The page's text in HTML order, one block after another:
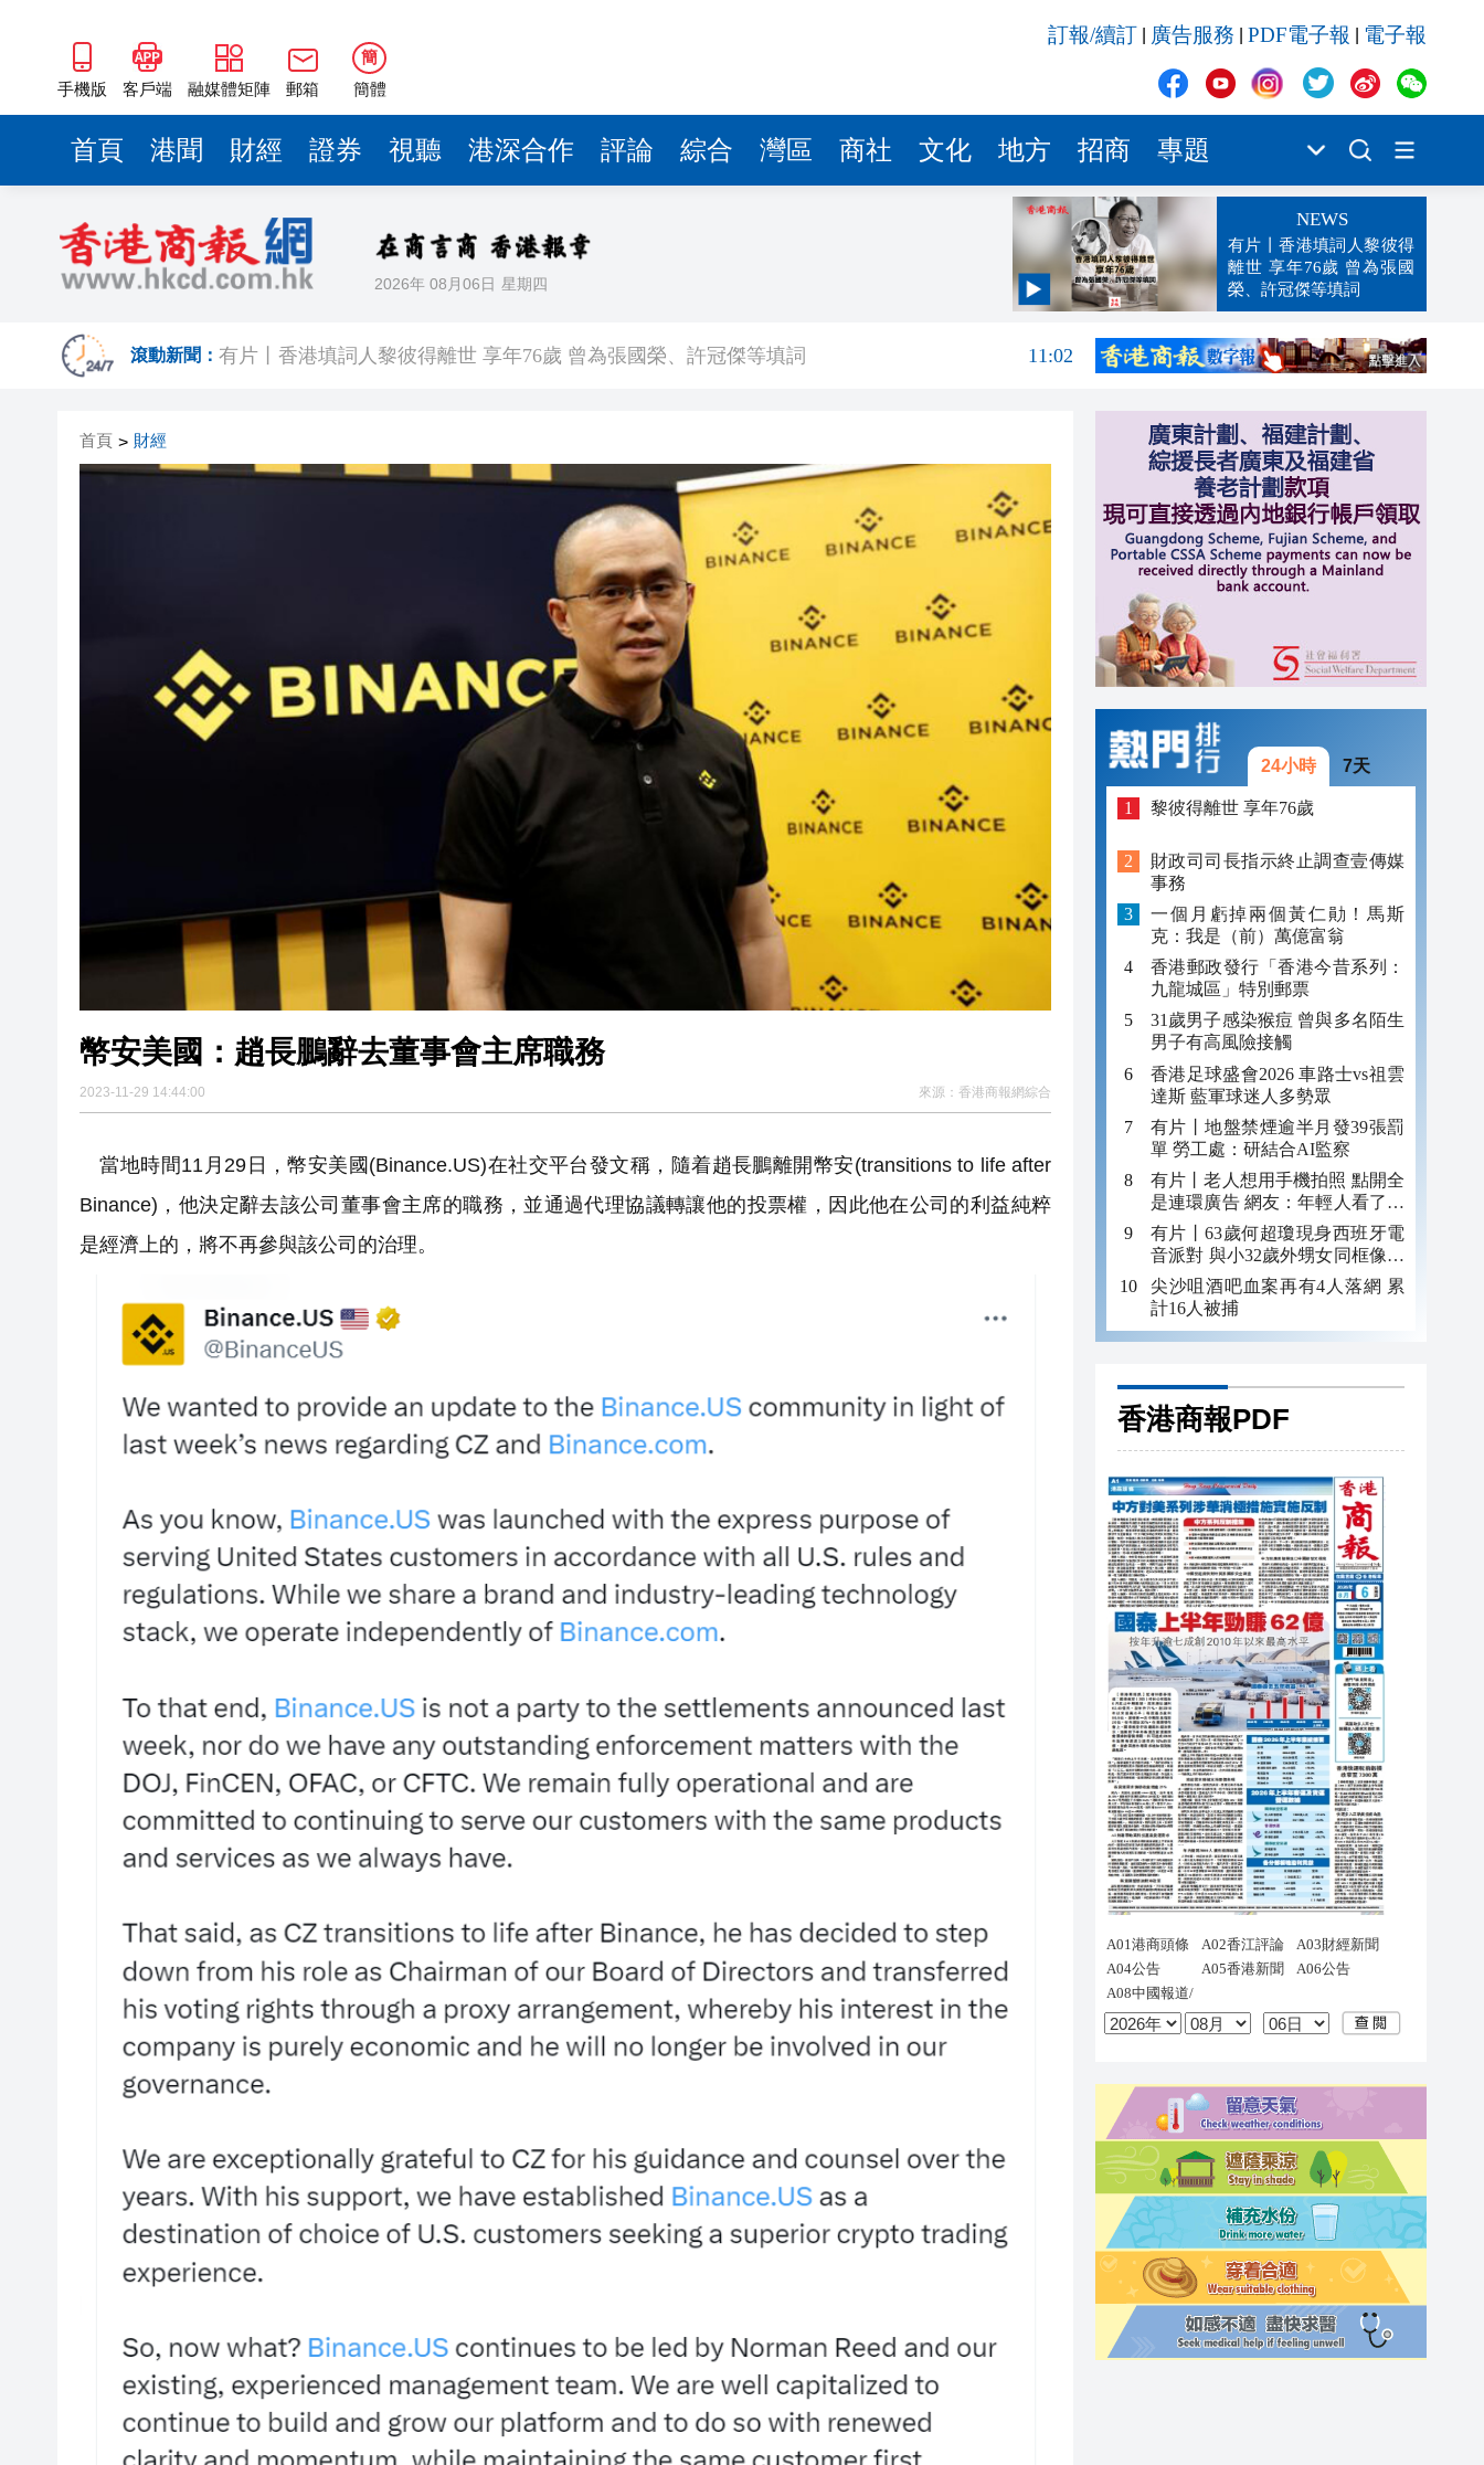
手機版 客戶端 融媒體矩陣 郵箱
簡
簡體
訂報/續訂 廣告服務 PDF電子報 電子報
首頁 港聞 財經 證券 視聽 港深合作 評論 綜合 灣區 商社 文化 地方 招商 專題
2026年 08月06日 星期四
NEWS
有片丨香港填詞人黎彼得
離世 享年76歲 曾為張國
榮、許冠傑等填詞
滾動新聞：
11:07
有片丨香港填詞人黎彼得離世 享年76歲 曾為張國榮、許冠傑等填詞
11:02
為阻止阿根廷企業與華為合作 美國出狠招
巿民疑向假網站申請電子簽證 鍾麗玲籲留意網站有無「gov」字眼
10:35
宏利金融第二季盈利按年升17% 派息0.485加元
上半年63人車禍身亡 警方全港執法籲提高安全意識
首頁 > 財經
幣安美國：趙長鵬辭去董事會主席職務
2023-11-29 14:44:00 來源： 香港商報網綜合
當地時間11月29日，幣安美國(Binance.US)在社交平台發文稱，隨着趙長鵬離開幣安(transitions to life after
Binance)，他決定辭去該公司董事會主席的職務，並通過代理協議轉讓他的投票權，因此他在公司的利益純粹
是經濟上的，將不再參與該公司的治理。
24小時 7天
黎彼得離世 享年76歲
財政司司長指示終止調查壹傳媒
事務
一個月虧掉兩個黃仁勛！馬斯
克：我是（前）萬億富翁
香港郵政發行「香港今昔系列：
九龍城區」特別郵票
31歲男子感染猴痘 曾與多名陌生
男子有高風險接觸
香港足球盛會2026 車路士vs祖雲
達斯 藍軍球迷人多勢眾
有片丨地盤禁煙逾半月發39張罰
單 勞工處：研結合AI監察
有片丨老人想用手機拍照 點開全
是連環廣告 網友：年輕人看了都
迷糊 何況老年人
有片丨63歲何超瓊現身西班牙電
音派對 與小32歲外甥女同框像姐
妹
尖沙咀酒吧血案再有4人落網 累
計16人被捕
香港商報PDF